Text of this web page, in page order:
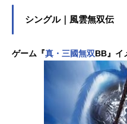
シングル｜風雲無双伝
ゲーム『真・三國無双BB』イ